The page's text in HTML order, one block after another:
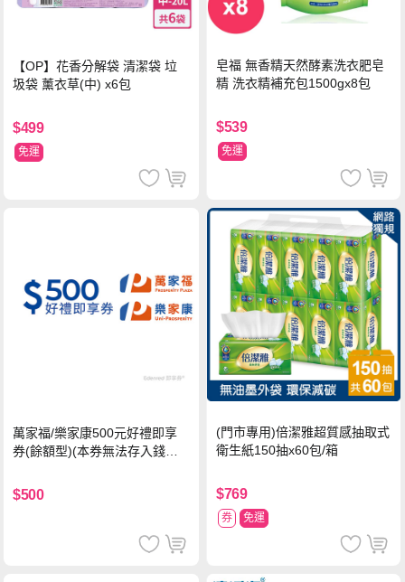
【OP】花香分解袋 清潔袋 垃
圾袋 薰衣草(中) x6包
$499
免運
皂福 無香精天然酵素洗衣肥皂
精 洗衣精補充包1500gx8包
$539
免運
萬家福/樂家康500元好禮即享
券(餘額型)(本券無法存入錢包
$500
(門市專用)倍潔雅超質感抽取式
衛生紙150抽x60包/箱
$769
券 免運